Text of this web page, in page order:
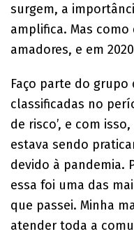
surgem, a
amplifica. Mas como
amadores, e em
Faço parte do
classificadas no
de risco’, e com
estava sendo
devido à pandemia.
essa foi uma das
que passei. Minha
atender toda a